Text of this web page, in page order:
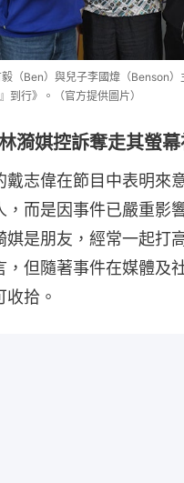
（Ben）與兒子李國煒（Benson
到行》。（官方提供圖片）
漪娸控訴奪走其螢
戴志偉在節目中表明來
，而是因事件已嚴重影
娸是朋友，經常一起打
，但隨著事件在媒體及
收拾。